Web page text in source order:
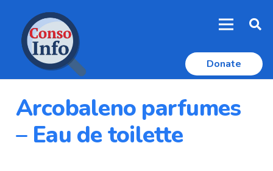
Donate
Arcobaleno parfumes
– Eau de toilette